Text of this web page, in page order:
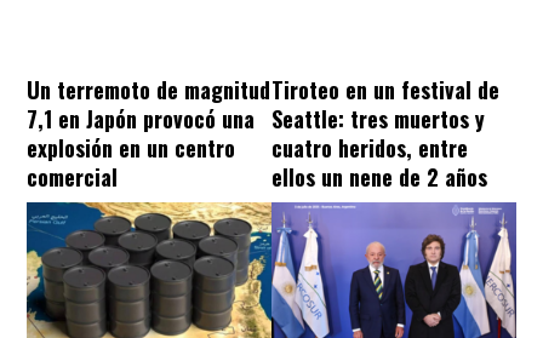
Un terremoto de magnitud
7,1 en Japón provocó una
explosión en un centro
comercial
Tiroteo en un festival de
Seattle: tres muertos y
cuatro heridos, entre
ellos un nene de 2 años